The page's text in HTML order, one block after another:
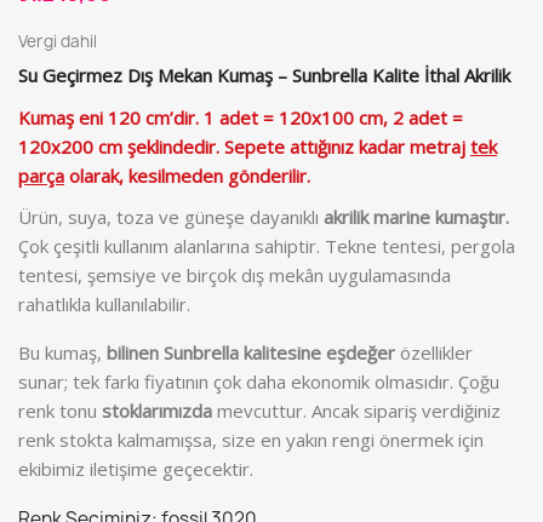
Vergi dahil
Su Geçirmez Dış Mekan Kumaş – Sunbrella Kalite İthal Akrilik
Kumaş eni 120 cm’dir. 1 adet = 120x100 cm, 2 adet =
120x200 cm şeklindedir. Sepete attığınız kadar metraj tek
parça olarak, kesilmeden gönderilir.
Ürün, suya, toza ve güneşe dayanıklı akrilik marine kumaştır.
Çok çeşitli kullanım alanlarına sahiptir. Tekne tentesi, pergola
tentesi, şemsiye ve birçok dış mekân uygulamasında
rahatlıkla kullanılabilir.
Bu kumaş, bilinen Sunbrella kalitesine eşdeğer özellikler
sunar; tek farkı fiyatının çok daha ekonomik olmasıdır. Çoğu
renk tonu stoklarımızda mevcuttur. Ancak sipariş verdiğiniz
renk stokta kalmamışsa, size en yakın rengi önermek için
ekibimiz iletişime geçecektir.